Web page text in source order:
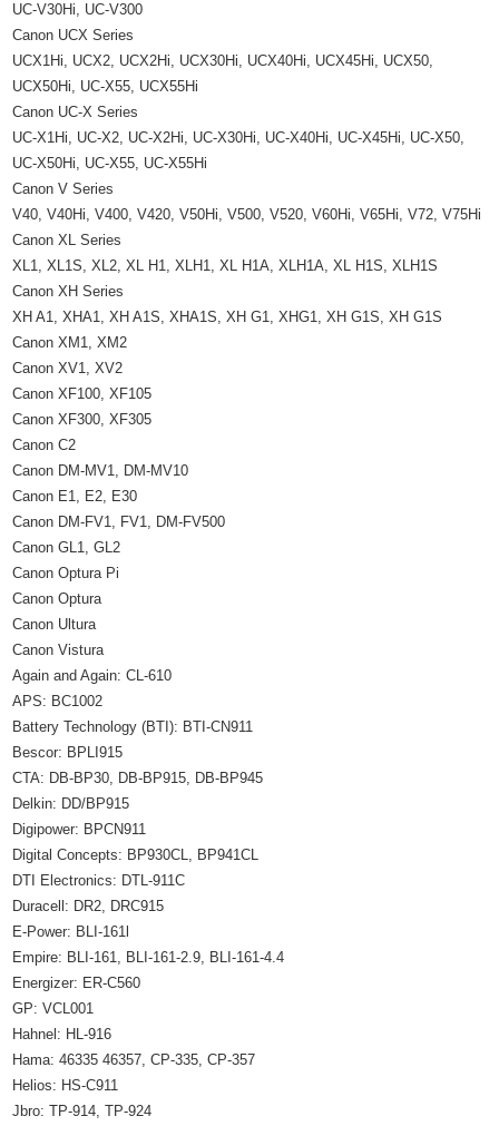
UC-V30Hi, UC-V300
Canon UCX Series
UCX1Hi, UCX2, UCX2Hi, UCX30Hi, UCX40Hi, UCX45Hi, UCX50,
UCX50Hi, UC-X55, UCX55Hi
Canon UC-X Series
UC-X1Hi, UC-X2, UC-X2Hi, UC-X30Hi, UC-X40Hi, UC-X45Hi, UC-X50,
UC-X50Hi, UC-X55, UC-X55Hi
Canon V Series
V40, V40Hi, V400, V420, V50Hi, V500, V520, V60Hi, V65Hi, V72, V75Hi
Canon XL Series
XL1, XL1S, XL2, XL H1, XLH1, XL H1A, XLH1A, XL H1S, XLH1S
Canon XH Series
XH A1, XHA1, XH A1S, XHA1S, XH G1, XHG1, XH G1S, XH G1S
Canon XM1, XM2
Canon XV1, XV2
Canon XF100, XF105
Canon XF300, XF305
Canon C2
Canon DM-MV1, DM-MV10
Canon E1, E2, E30
Canon DM-FV1, FV1, DM-FV500
Canon GL1, GL2
Canon Optura Pi
Canon Optura
Canon Ultura
Canon Vistura
Again and Again: CL-610
APS: BC1002
Battery Technology (BTI): BTI-CN911
Bescor: BPLI915
CTA: DB-BP30, DB-BP915, DB-BP945
Delkin: DD/BP915
Digipower: BPCN911
Digital Concepts: BP930CL, BP941CL
DTI Electronics: DTL-911C
Duracell: DR2, DRC915
E-Power: BLI-161l
Empire: BLI-161, BLI-161-2.9, BLI-161-4.4
Energizer: ER-C560
GP: VCL001
Hahnel: HL-916
Hama: 46335 46357, CP-335, CP-357
Helios: HS-C911
Jbro: TP-914, TP-924